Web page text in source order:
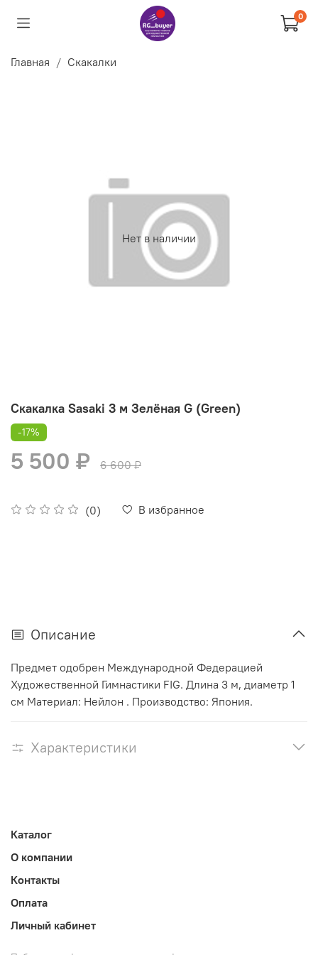
0
Главная Скакалки
Нет в наличии
Скакалка Sasaki 3 м Зелёная G (Green)
(0) В избранное
-17%
5 500 ₽ 6 600 ₽
Описание
Предмет одобрен Международной Федерацией
Художественной Гимнастики FIG. Длина 3 м, диаметр 1
см Материал: Нейлон . Производство: Япония.
Характеристики
Каталог
О компании
Контакты
Оплата
Личный кабинет